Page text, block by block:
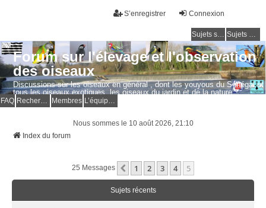
Connexion
S’enregistrer
Sujets sans réponse Sujets actifs
Forum sur l'élevage et l'observation
des oiseaux
Discussions sur les oiseaux en général , dont les youyous du Sénégal et
tous les oiseaux exotiques, les oiseaux du jardin et de la nature.
Questions, photos, expériences.
FAQ Membres
Nous sommes le 10 août 2026, 21:10
Index du forum
25 Messages Précédente
1 2 3 4 5
Sujets récents